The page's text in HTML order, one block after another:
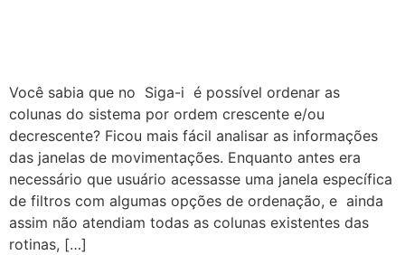
Você sabia que no Siga-i é possível ordenar as
colunas do sistema por ordem crescente e/ou
decrescente? Ficou mais fácil analisar as informações
das janelas de movimentações. Enquanto antes era
necessário que usuário acessasse uma janela específica
de filtros com algumas opções de ordenação, e ainda
assim não atendiam todas as colunas existentes das
rotinas, […]